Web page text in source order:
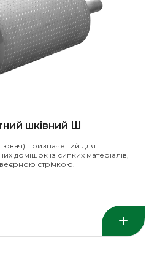
шківний Ш
призначений для
домішок із сипких матеріалів,
стрічкою.